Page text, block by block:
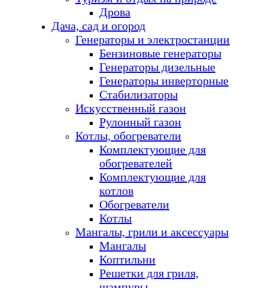
Дрова
Дача, сад и огород
Генераторы и электростанции
Бензиновые генераторы
Генераторы дизельные
Генераторы инверторные
Стабилизаторы
Искусственный газон
Рулонный газон
Котлы, обогреватели
Комплектующие для
обогревателей
Комплектующие для
котлов
Обогреватели
Котлы
Мангалы, грили и аксессуары
Мангалы
Коптильни
Решетки для гриля,